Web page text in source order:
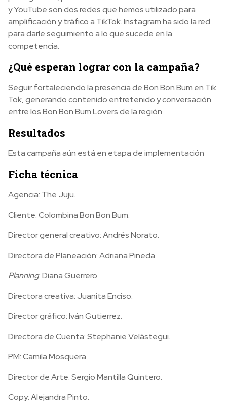
y YouTube son dos redes que hemos utilizado para
amplificación y tráfico a TikTok. Instagram ha sido la red
para darle seguimiento a lo que sucede en la
competencia.
¿Qué esperan lograr con la campaña?
Seguir fortaleciendo la presencia de Bon Bon Bum en Tik
Tok, generando contenido entretenido y conversación
entre los Bon Bon Bum Lovers de la región.
Resultados
Esta campaña aún está en etapa de implementación
Ficha técnica
Agencia: The Juju.
Cliente: Colombina Bon Bon Bum.
Director general creativo: Andrés Norato.
Directora de Planeación: Adriana Pineda.
Planning: Diana Guerrero.
Directora creativa: Juanita Enciso.
Director gráfico: Iván Gutierrez.
Directora de Cuenta: Stephanie Velástegui.
PM: Camila Mosquera.
Director de Arte: Sergio Mantilla Quintero.
Copy: Alejandra Pinto.